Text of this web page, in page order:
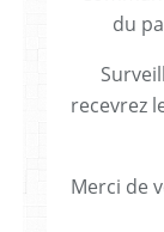
du
recevrez
Merci de